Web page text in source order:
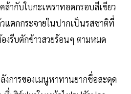
ล้ากับใบกะเพราทอดกรอบสีเขียว
แตกกระจายในปากเป็นรสชาติที่
งรีบตักข้าวสวยร้อนๆ ตามหมด
งการของเมนูหาทานยากชื่อสะดุด